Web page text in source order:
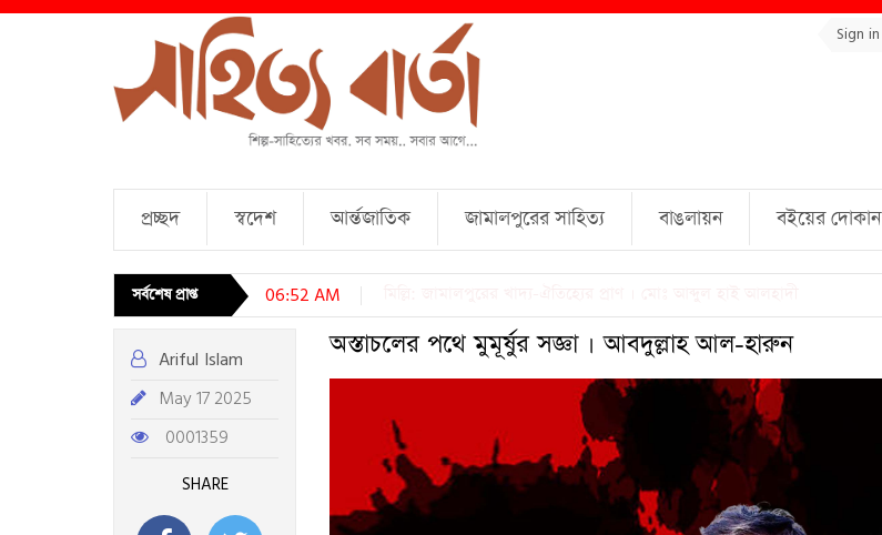
Sign in
প্রচ্ছদ স্বদেশ আর্ন্তজাতিক জামালপুরের সাহিত্য বাঙলায়ন বইয়ের দোকান
সর্বশেষ প্রাপ্ত 06:52 AM
Ariful Islam
May 17 2025
0001359
SHARE
অস্তাচলের পথে মুমূর্ষুর সজ্ঞা । আবদুল্লাহ আল-হারুন